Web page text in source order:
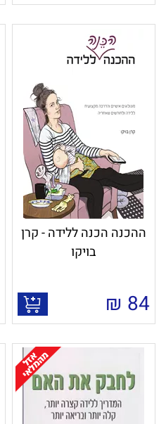
ההכנה הכנה ללידה - קרן
בויקו
84
₪